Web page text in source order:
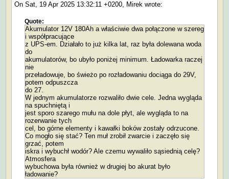
On Sat, 19 Apr 2025 13:32:11 +0200, Mirek wrote:
Quote:
Akumulator 12V 180Ah a właściwie dwa połączone w szereg
i współpracujące
z UPS-em. Działało to już kilka lat, raz była dolewana woda
do
akumulatorów, bo ubyło poniżej minimum. Ładowarka raczej
nie
przeładowuje, bo świeżo po rozładowaniu dociąga do 29V,
potem odpuszcza
do 27.
W jednym akumulatorze rozwaliło dwie cele. Jedna wygląda
na spuchniętą i
jest sporo szarego mułu na dole płyt, ale wygląda to na
rozerwanie tych
cel, bo górne elementy i kawałki boków zostały odrzucone.
Co mogło się stać? Ten muł zrobił zwarcie i zaczęło się
grzać, potem
iskra i wybuchł wodór? Ale czemu wywaliło sąsiednią celę?
Atmosfera
wybuchowa była również w drugiej bo akurat było
ładowanie?